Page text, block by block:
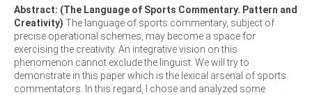
Abstract: (The Language of Sports Commentary. Pattern and
Creativity) The language of sports commentary, subject of
precise operational schemes, may become a space for
exercising the creativity. An integrative vision on this
phenomenon cannot exclude the linguist. We will try to
demonstrate in this paper which is the lexical arsenal of sports
commentators. In this regard, I chose and analyzed some